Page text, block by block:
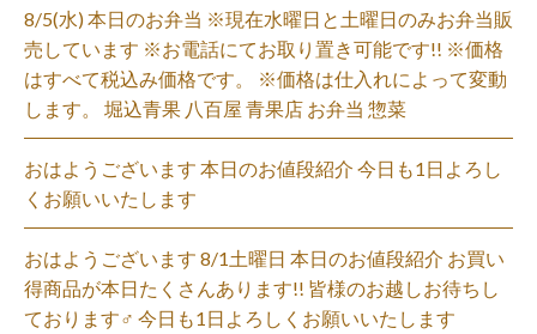
8/5(水) 本日のお弁当 ※現在水曜日と土曜日のみお弁当販
売しています ※お電話にてお取り置き可能です!! ※価格
はすべて税込み価格です。 ※価格は仕入れによって変動
します。 堀込青果 八百屋 青果店 お弁当 惣菜
おはようございます 本日のお値段紹介 今日も1日よろし
くお願いいたします
おはようございます 8/1土曜日 本日のお値段紹介 お買い
得商品が本日たくさんあります!! 皆様のお越しお待ちし
ております‍♂️ 今日も1日よろしくお願いいたします